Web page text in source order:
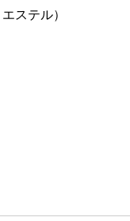
ステル）